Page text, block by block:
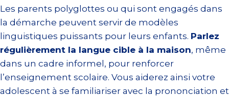
Les parents polyglottes ou qui sont engagés dans
la démarche peuvent servir de modèles
linguistiques puissants pour leurs enfants. Parlez
régulièrement la langue cible à la maison, même
dans un cadre informel, pour renforcer
l’enseignement scolaire. Vous aiderez ainsi votre
adolescent à se familiariser avec la prononciation et